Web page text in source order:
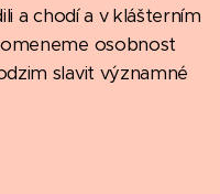
a chodí a v klášterním
osobnost
slavit významné